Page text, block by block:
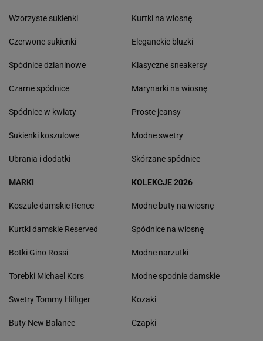
Wzorzyste sukienki
Czerwone sukienki
Spódnice dzianinowe
Czarne spódnice
Spódnice w kwiaty
Sukienki koszulowe
Ubrania i dodatki
Kurtki na wiosnę
Eleganckie bluzki
Klasyczne sneakersy
Marynarki na wiosnę
Proste jeansy
Modne swetry
Skórzane spódnice
MARKI
Koszule damskie Renee
Kurtki damskie Reserved
Botki Gino Rossi
Torebki Michael Kors
Swetry Tommy Hilfiger
Buty New Balance
KOLEKCJE 2026
Modne buty na wiosnę
Spódnice na wiosnę
Modne narzutki
Modne spodnie damskie
Kozaki
Czapki